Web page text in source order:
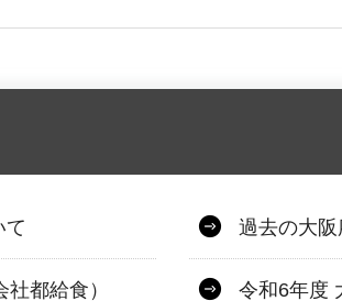
て 過去の大
都給食） 令和6年度